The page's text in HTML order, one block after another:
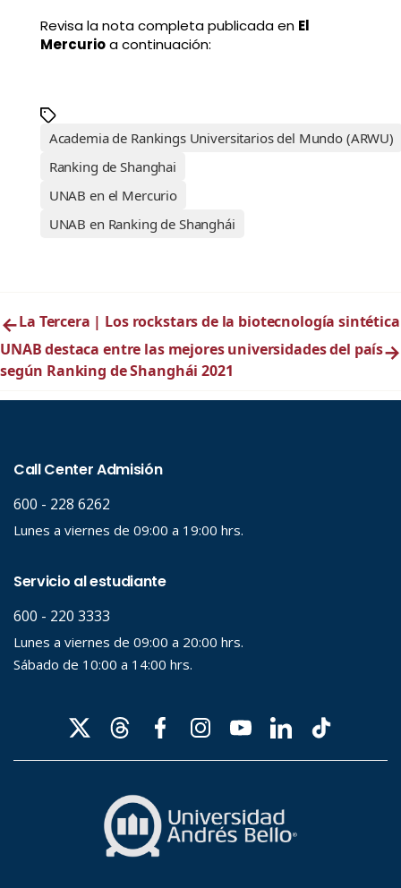
Revisa la nota completa publicada en El
Mercurioa continuación:
Academia de Rankings Universitarios del Mundo (ARWU)
Ranking de Shanghai
UNAB en el Mercurio
UNAB en Ranking de Shanghái
←La Tercera | Los rockstars de la biotecnología sintética
UNAB destaca entre las mejores universidades del país
según Ranking de Shanghái 2021
→